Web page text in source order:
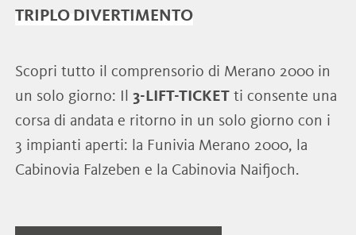
TRIPLO DIVERTIMENTO
Scopri tutto il comprensorio di Merano 2000 in
un solo giorno: Il 3-LIFT-TICKETti consente una
corsa di andata e ritorno in un solo giorno con i
3 impianti aperti: la Funivia Merano 2000, la
Cabinovia Falzeben e la Cabinovia Naifjoch.